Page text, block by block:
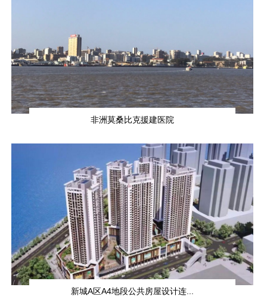
非洲莫桑比克援建医院
新城A区A4地段公共房屋设计连...